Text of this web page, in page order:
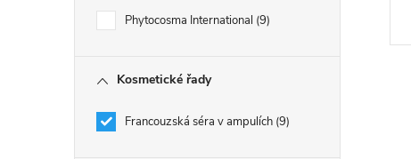
Phytocosma International 9
Kosmetické řady
Francouzská séra v ampulích 9